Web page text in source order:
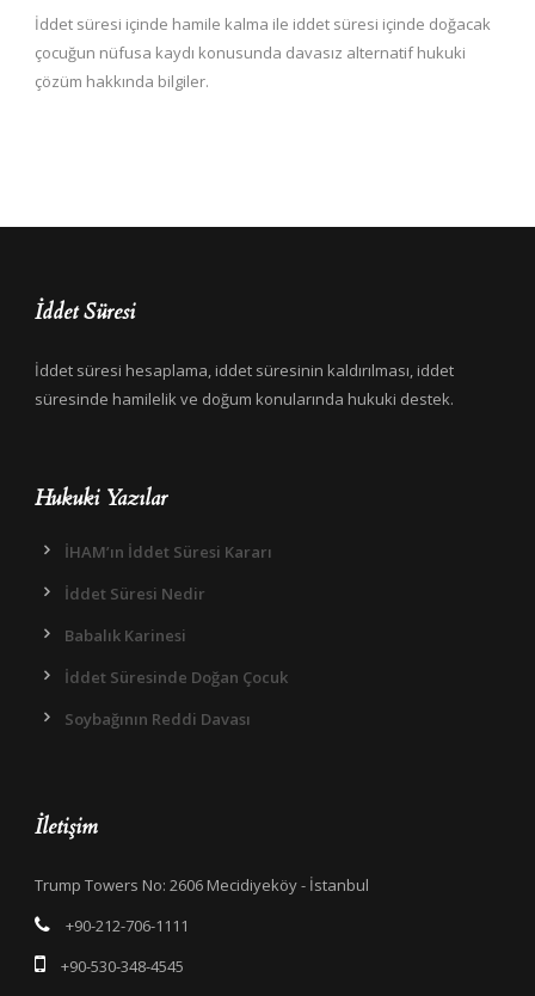
İddet süresi içinde hamile kalma ile iddet süresi içinde doğacak
çocuğun nüfusa kaydı konusunda davasız alternatif hukuki
çözüm hakkında bilgiler.
İddet Süresi
İddet süresi hesaplama, iddet süresinin kaldırılması, iddet
süresinde hamilelik ve doğum konularında hukuki destek.
Hukuki Yazılar
İHAM’ın İddet Süresi Kararı
İddet Süresi Nedir
Babalık Karinesi
İddet Süresinde Doğan Çocuk
Soybağının Reddi Davası
İletişim
Trump Towers No: 2606 Mecidiyeköy - İstanbul
+90-212-706-1111
+90-530-348-4545